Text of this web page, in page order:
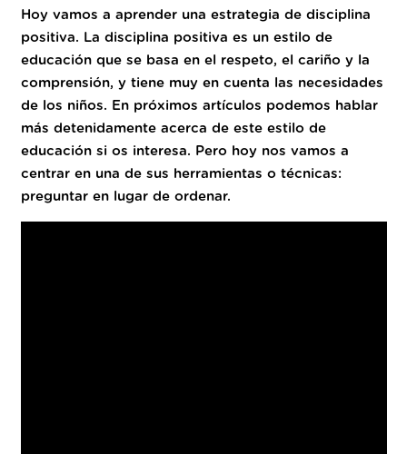
Hoy vamos a aprender una estrategia de disciplina
positiva. La disciplina positiva es un estilo de
educación que se basa en el respeto, el cariño y la
comprensión, y tiene muy en cuenta las necesidades
de los niños. En próximos artículos podemos hablar
más detenidamente acerca de este estilo de
educación si os interesa. Pero hoy nos vamos a
centrar en una de sus herramientas o técnicas:
preguntar en lugar de ordenar.